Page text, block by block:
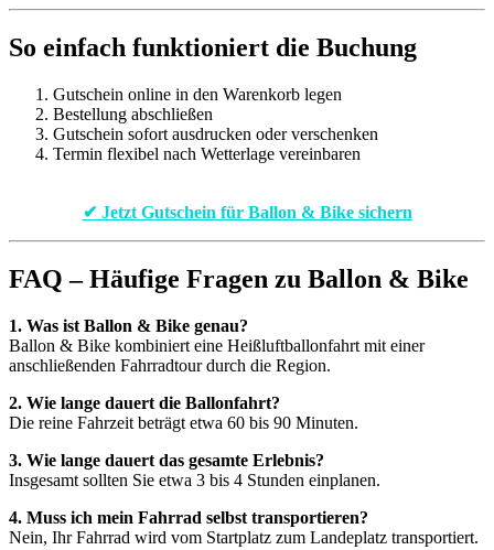
So einfach funktioniert die Buchung
Gutschein online in den Warenkorb legen
Bestellung abschließen
Gutschein sofort ausdrucken oder verschenken
Termin flexibel nach Wetterlage vereinbaren
✔ Jetzt Gutschein für Ballon & Bike sichern
FAQ – Häufige Fragen zu Ballon & Bike
1. Was ist Ballon & Bike genau?
Ballon & Bike kombiniert eine Heißluftballonfahrt mit einer
anschließenden Fahrradtour durch die Region.
2. Wie lange dauert die Ballonfahrt?
Die reine Fahrzeit beträgt etwa 60 bis 90 Minuten.
3. Wie lange dauert das gesamte Erlebnis?
Insgesamt sollten Sie etwa 3 bis 4 Stunden einplanen.
4. Muss ich mein Fahrrad selbst transportieren?
Nein, Ihr Fahrrad wird vom Startplatz zum Landeplatz transportiert.